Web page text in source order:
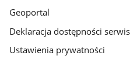
Geoportal
Deklaracja dostępności
Ustawienia prywatności